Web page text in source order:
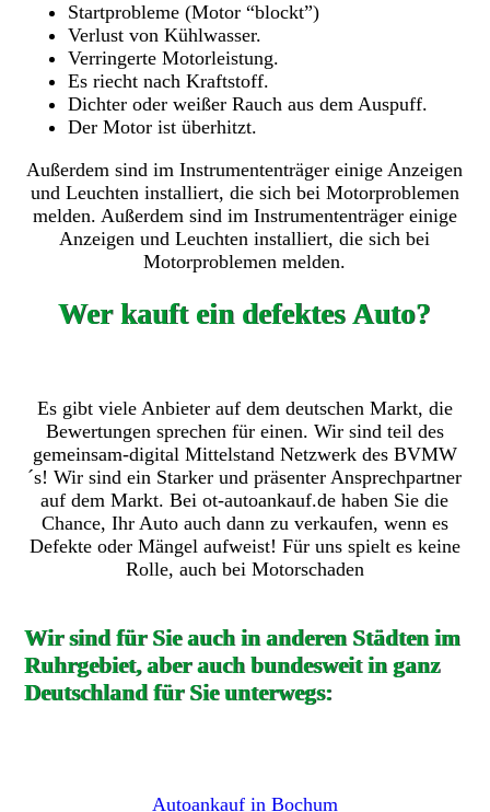
Startprobleme (Motor “blockt”)
Verlust von Kühlwasser.
Verringerte Motorleistung.
Es riecht nach Kraftstoff.
Dichter oder weißer Rauch aus dem Auspuff.
Der Motor ist überhitzt.
Außerdem sind im Instrumententräger einige Anzeigen
und Leuchten installiert, die sich bei Motorproblemen
melden. Außerdem sind im Instrumententräger einige
Anzeigen und Leuchten installiert, die sich bei
Motorproblemen melden.
Wer kauft ein defektes Auto?
Es gibt viele Anbieter auf dem deutschen Markt, die
Bewertungen sprechen für einen. Wir sind teil des
gemeinsam-digital Mittelstand Netzwerk des BVMW
´s! Wir sind ein Starker und präsenter Ansprechpartner
auf dem Markt. Bei ot-autoankauf.de haben Sie die
Chance, Ihr Auto auch dann zu verkaufen, wenn es
Defekte oder Mängel aufweist! Für uns spielt es keine
Rolle, auch bei Motorschaden
Wir sind für Sie auch in anderen Städten im
Ruhrgebiet, aber auch bundesweit in ganz
Deutschland für Sie unterwegs:
Autoankauf in Bochum